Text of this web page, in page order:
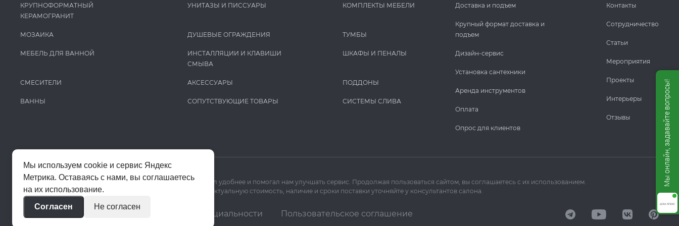
КРУПНОФОРМАТНЫЙ
КЕРАМОГРАНИТ
МОЗАИКА
МЕБЕЛЬ ДЛЯ ВАННОЙ
СМЕСИТЕЛИ
ВАННЫ
УНИТАЗЫ И ПИCCУАРЫ
ДУШЕВЫЕ ОГРАЖДЕНИЯ
ИНСТАЛЛЯЦИИ И КЛАВИШИ
СМЫВА
АКСЕССУАРЫ
СОПУТСТВУЮЩИЕ ТОВАРЫ
КОМПЛЕКТЫ МЕБЕЛИ
ТУМБЫ
ШКАФЫ И ПЕНАЛЫ
ПОДДОНЫ
СИСТЕМЫ СЛИВА
Доставка и подъем
Крупный формат доставка и
подъем
Дизайн-сервис
Установка сантехники
Аренда инструментов
Оплата
Опрос для клиентов
Контакты
Сотрудничество
Статьи
Мероприятия
Проекты
Интерьеры
Отзывы
Мы используем cookie и Яндекс Метрику, чтобы сайт работал удобнее и помогал нам улучшать сервис. Продолжая пользоваться сайтом, вы соглашаетесь с их использованием.
Цены на сайте помогают ориентироваться в ассортименте. Актуальную стоимость, наличие и сроки поставки уточняйте у консультантов салона.
© 2020–2026 «Апекс» Политика конфиденциальности Пользовательское соглашение
Мы используем cookie и сервис Яндекс
Метрика. Оставаясь с нами, вы соглашаетесь
на их использование.
Согласен
Не согласен
Мы онлайн, задавайте вопросы!